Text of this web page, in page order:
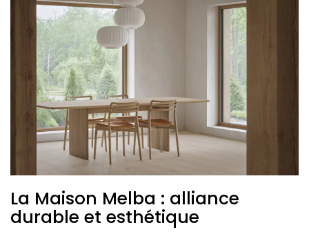
La Maison Melba : alliance
durable et esthétique